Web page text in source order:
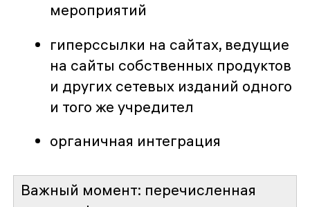
мероприятий
гиперссылки на сайтах, ведущие
на сайты собственных продуктов
и других сетевых изданий одного
и того же учредител
органичная интеграция
Важный момент: перечисленная